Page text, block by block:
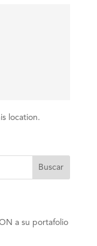
location.
Buscar
a su portafolio